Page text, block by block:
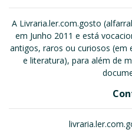
A Livraria.ler.com.gosto
em Junho 2011 e está
antigos, raros ou curiosos (em
e literatura), para além de